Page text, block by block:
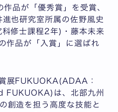
品が「優秀賞」を受賞、
也研究室所属の佐野風史
修士課程2年)・藤本未来
作品が「入賞」に選ばれ
展FUKUOKA(ADAA：
は、北部九州
創造を担う高度な技能と